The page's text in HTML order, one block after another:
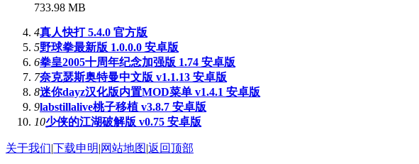
733.98 MB
4真人快打 5.4.0 官方版
5野球拳最新版 1.0.0.0 安卓版
6拳皇2005十周年纪念加强版 1.74 安卓版
7奈克瑟斯奥特曼中文版 v1.1.13 安卓版
8迷你dayz汉化版内置MOD菜单 v1.4.1 安卓版
9labstillalive桃子移植 v3.8.7 安卓版
10少侠的江湖破解版 v0.75 安卓版
关于我们|下载申明|网站地图|返回顶部